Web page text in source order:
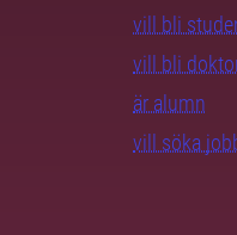
vill bli
vill bli
är alumn
vill söka